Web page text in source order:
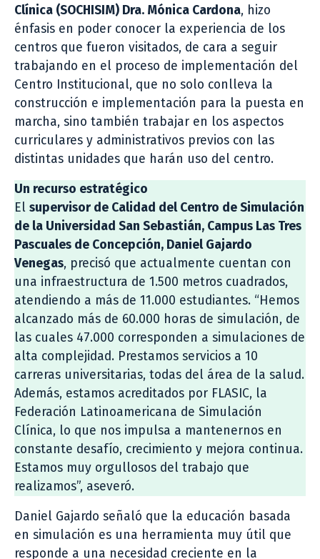
Clínica (SOCHISIM) Dra. Mónica Cardona, hizo
énfasis en poder conocer la experiencia de los
centros que fueron visitados, de cara a seguir
trabajando en el proceso de implementación del
Centro Institucional, que no solo conlleva la
construcción e implementación para la puesta en
marcha, sino también trabajar en los aspectos
curriculares y administrativos previos con las
distintas unidades que harán uso del centro.
Un recurso estratégico
El supervisor de Calidad del Centro de Simulación
de la Universidad San Sebastián, Campus Las Tres
Pascuales de Concepción, Daniel Gajardo
Venegas, precisó que actualmente cuentan con
una infraestructura de 1.500 metros cuadrados,
atendiendo a más de 11.000 estudiantes. “Hemos
alcanzado más de 60.000 horas de simulación, de
las cuales 47.000 corresponden a simulaciones de
alta complejidad. Prestamos servicios a 10
carreras universitarias, todas del área de la salud.
Además, estamos acreditados por FLASIC, la
Federación Latinoamericana de Simulación
Clínica, lo que nos impulsa a mantenernos en
constante desafío, crecimiento y mejora continua.
Estamos muy orgullosos del trabajo que
realizamos”, aseveró.
Daniel Gajardo señaló que la educación basada
en simulación es una herramienta muy útil que
responde a una necesidad creciente en la